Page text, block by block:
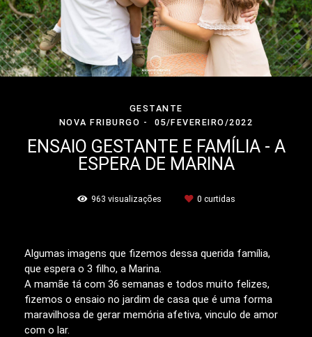
GESTANTE
NOVA FRIBURGO
05/FEVEREIRO/2022
ENSAIO GESTANTE E FAMÍLIA - A
ESPERA DE MARINA
963 visualizações 0 curtidas
Algumas imagens que fizemos dessa querida família,
que espera o 3 filho, a Marina.
A mamãe tá com 36 semanas e todos muito felizes,
fizemos o ensaio no jardim de casa que é uma forma
maravilhosa de gerar memória afetiva, vinculo de amor
com o lar.